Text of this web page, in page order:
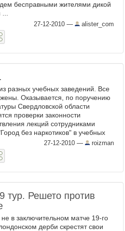
бесправными жителями дикой
27-12-2010 — alister_com
разных учебных заведений. Все
Оказывается, по поручению
Свердловской области
проверки законности
лекций сотрудниками
без наркотиков" в учебных
города. Какая ...
27-12-2010 — roizman
тур. Решето против
в заключительном матче 19-го
дерби скрестят свои